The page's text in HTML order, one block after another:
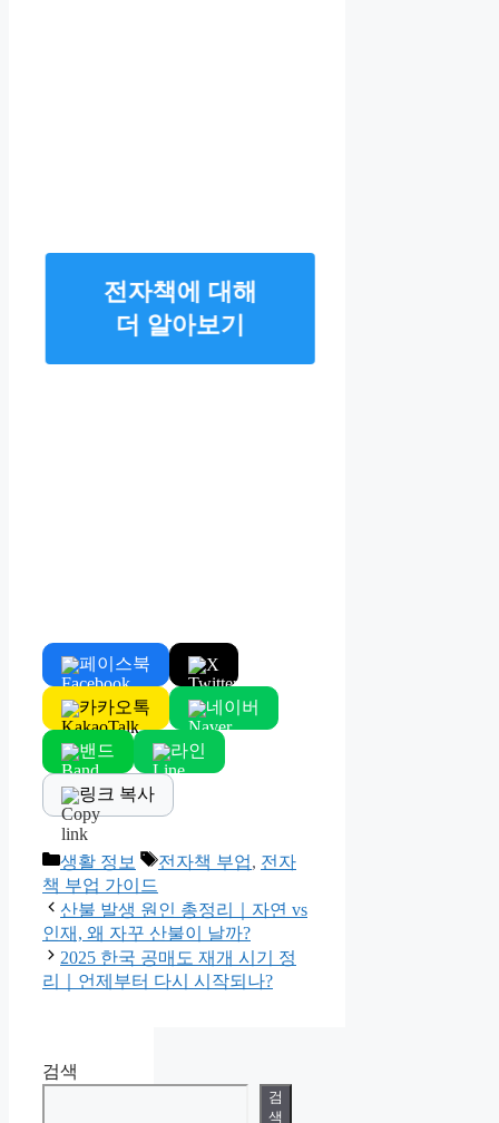
전자책에 대해
더 알아보기
페이스북 X
카카오톡 네이버
밴드 라인
링크 복사
Categories
생활 정보 Tags
전자책 부업, 전자
책 부업 가이드
산불 발생 원인 총정리｜자연 vs
인재, 왜 자꾸 산불이 날까?
2025 한국 공매도 재개 시기 정
리｜언제부터 다시 시작되나?
검색
검
색